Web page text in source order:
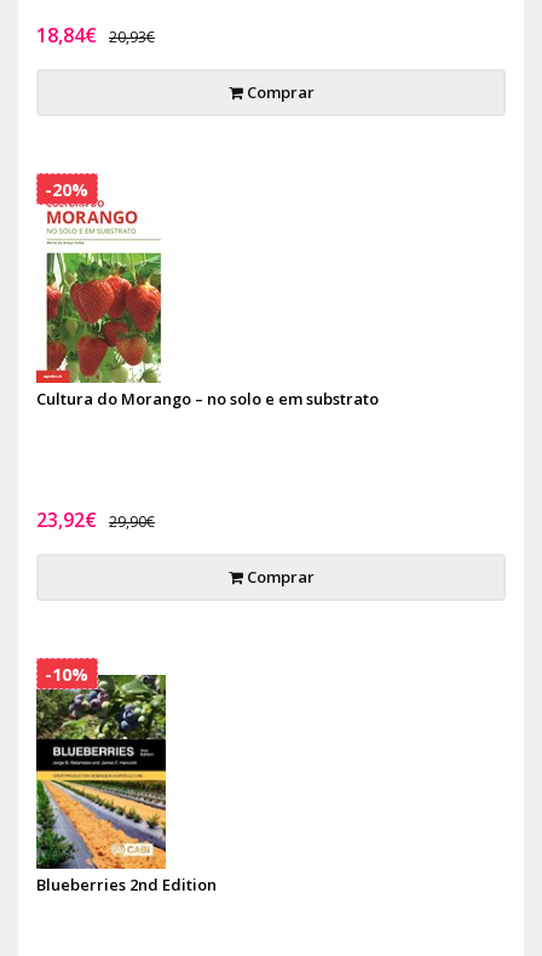
18,84€ 20,93€
Comprar
Cultura do Morango – no solo e em substrato
23,92€ 29,90€
Comprar
-20%
Blueberries 2nd Edition
-10%